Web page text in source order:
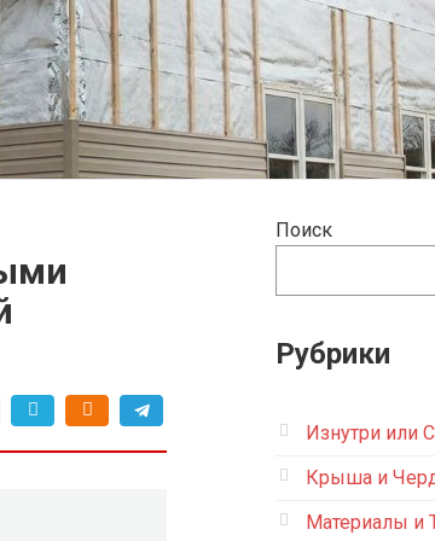
Поиск
Рубрики
Изнутри или
Крыша и
Материалы и